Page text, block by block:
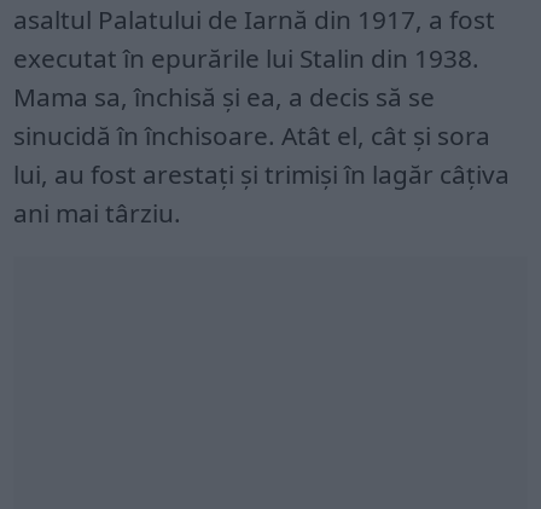
asaltul Palatului de Iarnă din 1917, a fost
executat în epurările lui Stalin din 1938.
Mama sa, închisă și ea, a decis să se
sinucidă în închisoare. Atât el, cât și sora
lui, au fost arestați și trimiși în lagăr câțiva
ani mai târziu.